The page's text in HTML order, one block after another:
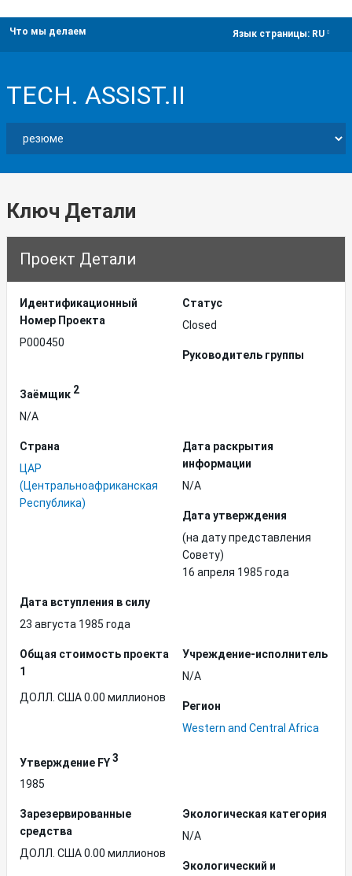
Что мы делаем Язык страницы: RU
TECH. ASSIST.II
Ключ Детали
Проект Детали
Идентификационный
Hомер Проекта
P000450
Статус
Closed
Руководитель группы
Заёмщик 2
N/A
Страна
ЦАР
(Центральноафриканская
Республика)
Дата раскрытия
информации
N/A
Дата утверждения
(на дату представления
Совету)
16 апреля 1985 года
Дата вступления в силу
23 августа 1985 года
Общая стоимость проекта
1
ДОЛЛ. США 0.00 миллионов
Учреждение-исполнитель
N/A
Регион
Western and Central Africa
Утверждение FY3
1985
Зарезервированные
средства
ДОЛЛ. США 0.00 миллионов
Экологическая категория
N/A
Экологический и